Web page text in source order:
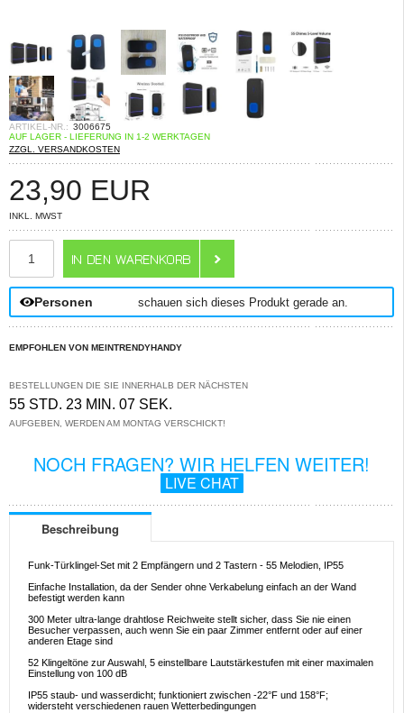
ARTIKEL-NR.: 3006675
AUF LAGER - LIEFERUNG IN 1-2 WERKTAGEN
ZZGL. VERSANDKOSTEN
23,90 EUR
INKL. MWST
Personen schauen sich dieses Produkt gerade an.
EMPFOHLEN VON MEINTRENDYHANDY
BESTELLUNGEN DIE SIE INNERHALB DER NÄCHSTEN
55 STD. 23 MIN. 07 SEK.
AUFGEBEN, WERDEN AM MONTAG VERSCHICKT!
NOCH FRAGEN? WIR HELFEN WEITER!
LIVE CHAT
Beschreibung
Funk-Türklingel-Set mit 2 Empfängern und 2 Tastern - 55 Melodien, IP55
Einfache Installation, da der Sender ohne Verkabelung einfach an der Wand
befestigt werden kann
300 Meter ultra-lange drahtlose Reichweite stellt sicher, dass Sie nie einen
Besucher verpassen, auch wenn Sie ein paar Zimmer entfernt oder auf einer
anderen Etage sind
52 Klingeltöne zur Auswahl, 5 einstellbare Lautstärkestufen mit einer maximalen
Einstellung von 100 dB
IP55 staub- und wasserdicht; funktioniert zwischen -22°F und 158°F;
widersteht verschiedenen rauen Wetterbedingungen